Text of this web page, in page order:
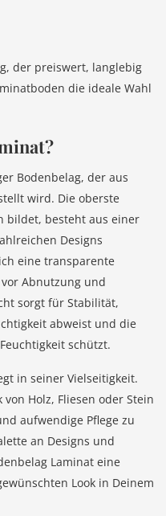
der preiswert, langlebig
die ideale Wahl
Bodenbelag, der aus
wird. Die oberste
bildet, besteht aus einer
Designs
eine transparente
Abnutzung und
sorgt für Stabilität,
abweist und die
schützt.
in seiner Vielseitigkeit.
Holz, Fliesen oder Stein
aufwendige Pflege zu
an Designs und
Laminat eine
Look in Deinem